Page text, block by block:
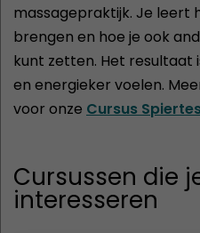
massagepraktijk. Je leert
brengen en hoe je ook
kunt zetten. Het resultaat
en energieker voelen.
voor onze Cursus
Cursussen die
interesseren